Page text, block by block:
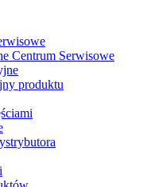
Centrum Serwisowe
produktu